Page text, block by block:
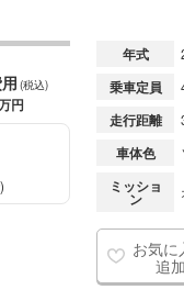
(税込)
円
年式
乗車定員
走行距離
車体色
ミッショ
ン
お気に
追加